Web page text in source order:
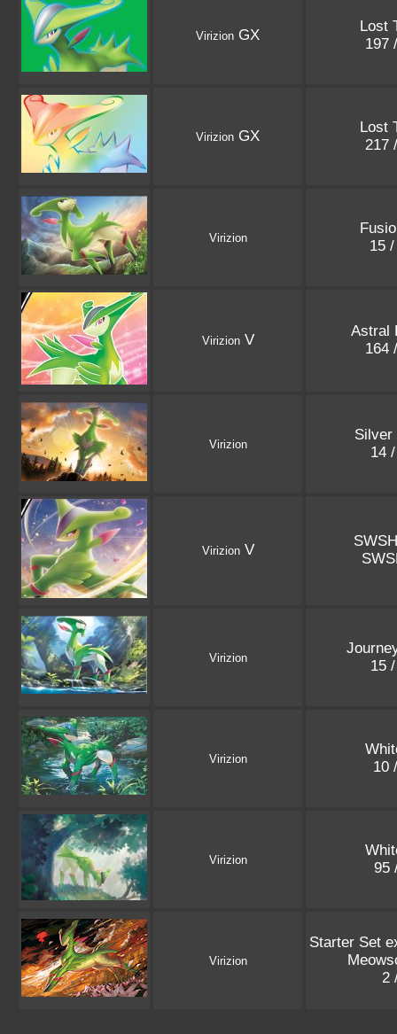
Virizion GX
Lost
197
Virizion GX
Lost
217
Virizion
15
VirizionV
Astral
164
Virizion
Silver
14
VirizionV
Virizion
15
Virizion
10
Virizion
95
Virizion
Starter Set
2